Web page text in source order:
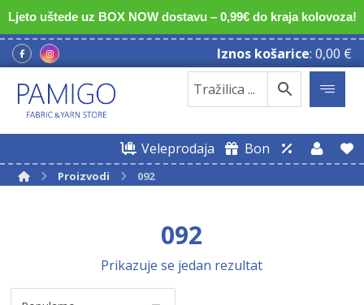
Ljeto uštede uz BOX NOW dostavu – 0,99€ do kraja kolovoza!
Iznos košarice: 0,00 €
Veleprodaja Bon
Proizvodi 092
092
Prikazuje se jedan rezultat